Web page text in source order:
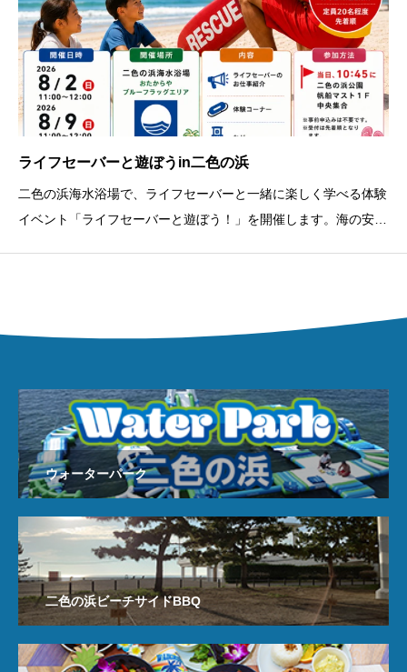
ライフセーバーと遊ぼうin二色の浜
二色の浜海水浴場で、ライフセーバーと一緒に楽しく学べる体験
イベント「ライフセーバーと遊ぼう！」を開催します。海の安全
ウォーターパーク
二色の浜ビーチサイドBBQ